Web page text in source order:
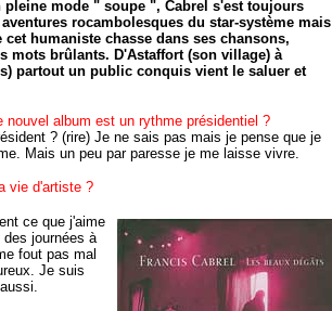
pleine mode " soupe ", Cabrel s'est toujours
rocambolesques du star-système mais
humaniste chasse dans ses chansons,
mots brûlants. D'Astaffort (son village) à
partout un public conquis vient le saluer et
nouvel album est un rythme présidentiel ?
? (rire) Je ne sais pas mais je pense que je
Mais un peu par paresse je me laisse vivre.
vie d'artiste ?
ce que j'aime
journées à
fout pas mal
Je suis